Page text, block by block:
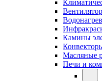
Камины
Масляные
Печи и